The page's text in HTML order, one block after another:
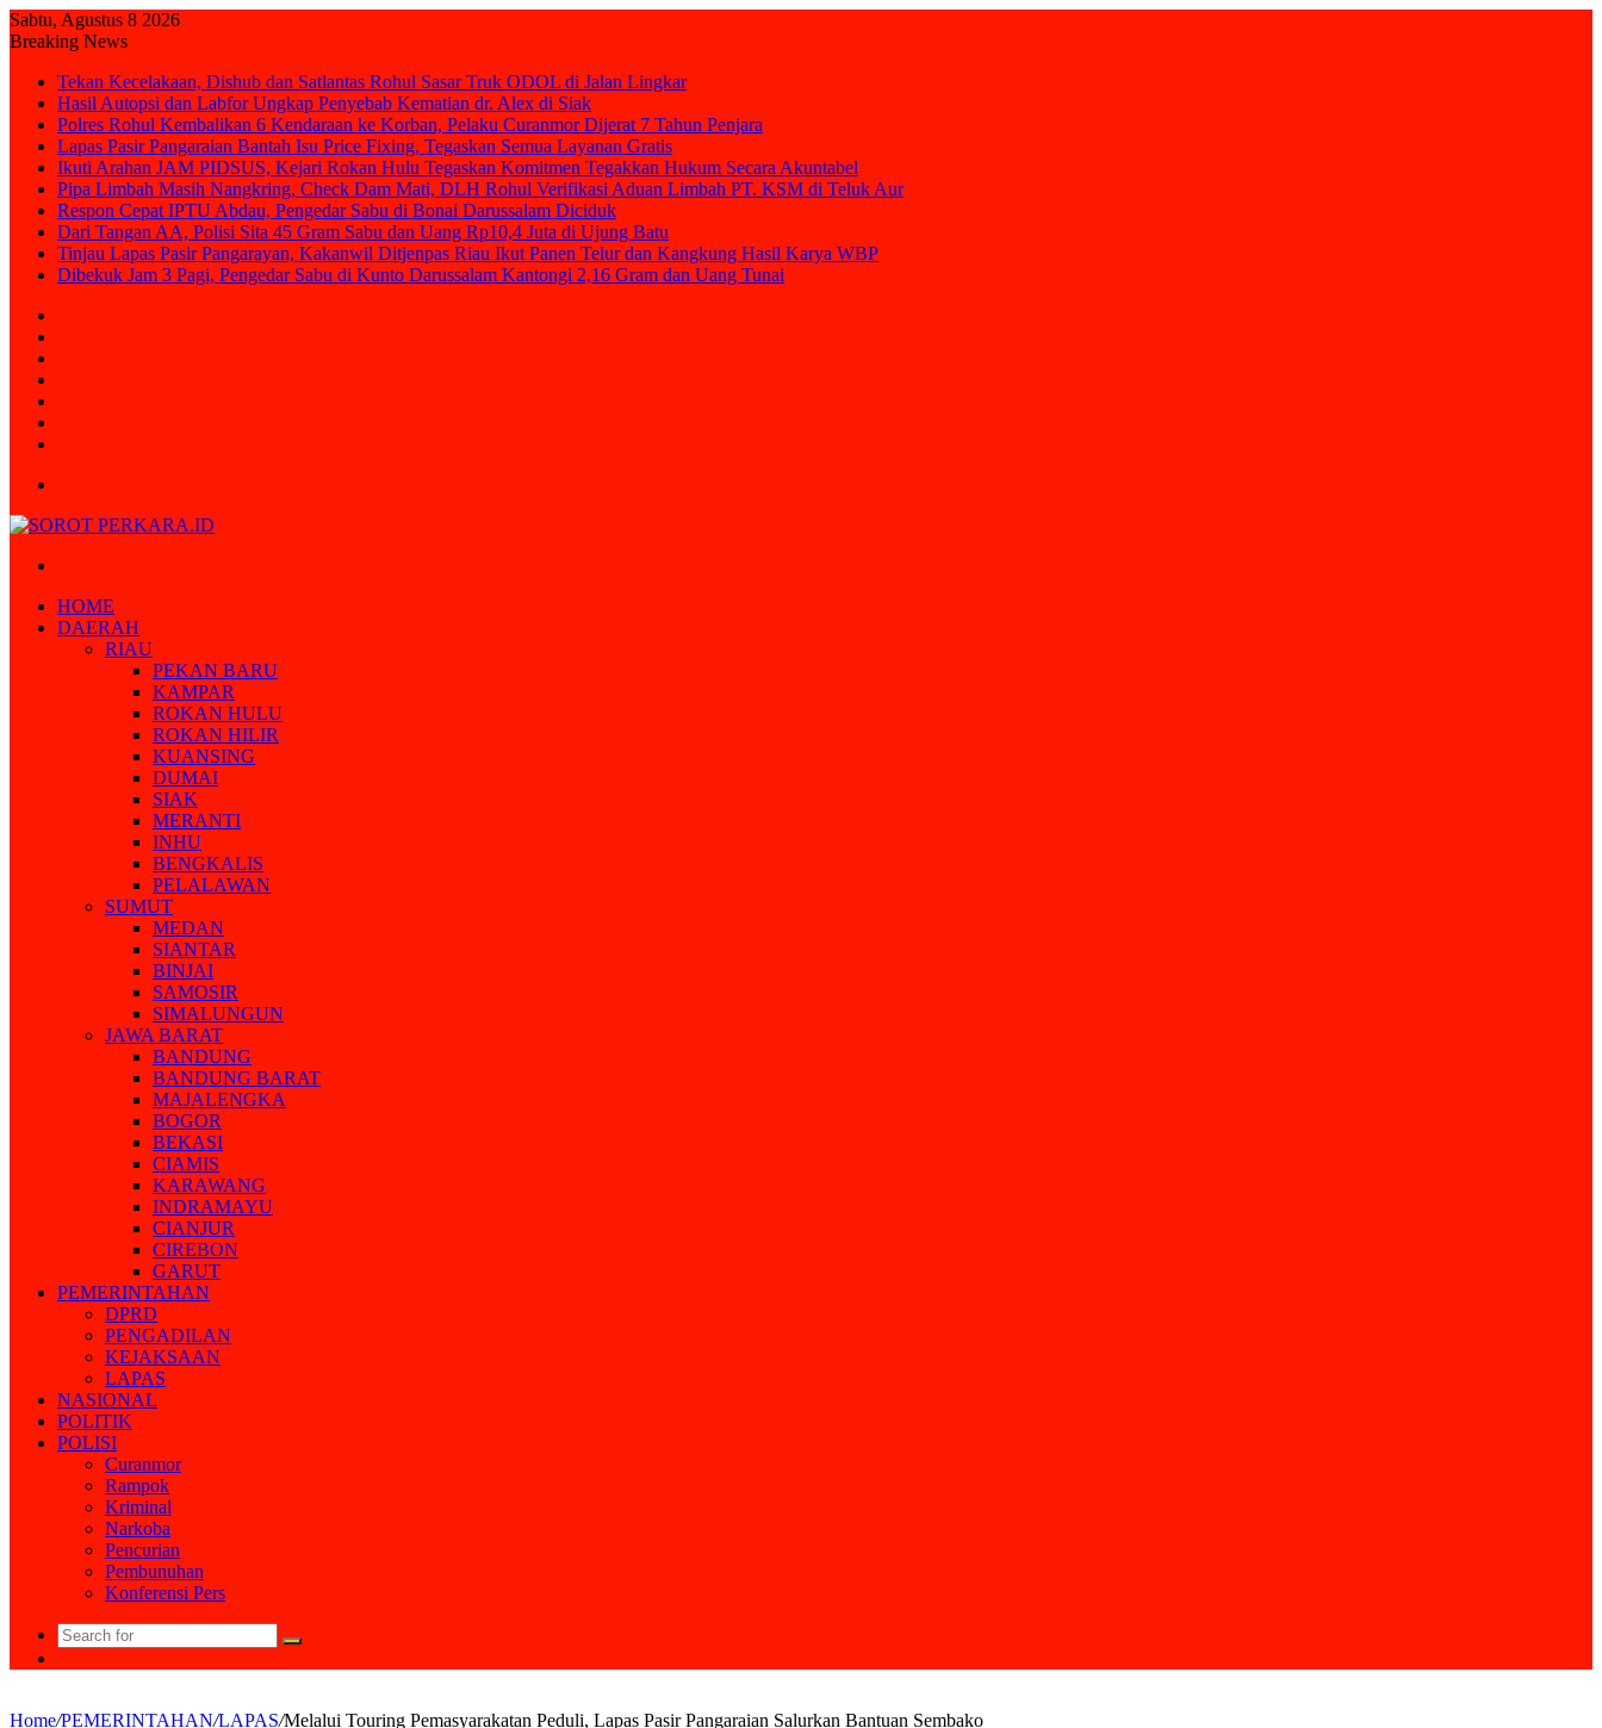
Sabtu, Agustus 8 2026
Breaking News
Tekan Kecelakaan, Dishub dan Satlantas Rohul Sasar Truk ODOL di Jalan Lingkar
Hasil Autopsi dan Labfor Ungkap Penyebab Kematian dr. Alex di Siak
Polres Rohul Kembalikan 6 Kendaraan ke Korban, Pelaku Curanmor Dijerat 7 Tahun Penjara
Lapas Pasir Pangaraian Bantah Isu Price Fixing, Tegaskan Semua Layanan Gratis
Ikuti Arahan JAM PIDSUS, Kejari Rokan Hulu Tegaskan Komitmen Tegakkan Hukum Secara Akuntabel
Pipa Limbah Masih Nangkring, Check Dam Mati, DLH Rohul Verifikasi Aduan Limbah PT. KSM di Teluk Aur
Respon Cepat IPTU Abdau, Pengedar Sabu di Bonai Darussalam Diciduk
Dari Tangan AA, Polisi Sita 45 Gram Sabu dan Uang Rp10,4 Juta di Ujung Batu
Tinjau Lapas Pasir Pangarayan, Kakanwil Ditjenpas Riau Ikut Panen Telur dan Kangkung Hasil Karya WBP
Dibekuk Jam 3 Pagi, Pengedar Sabu di Kunto Darussalam Kantongi 2,16 Gram dan Uang Tunai
HOME
DAERAH
RIAU
PEKAN BARU
KAMPAR
ROKAN HULU
ROKAN HILIR
KUANSING
DUMAI
SIAK
MERANTI
INHU
BENGKALIS
PELALAWAN
SUMUT
MEDAN
SIANTAR
BINJAI
SAMOSIR
SIMALUNGUN
JAWA BARAT
BANDUNG
BANDUNG BARAT
MAJALENGKA
BOGOR
BEKASI
CIAMIS
KARAWANG
INDRAMAYU
CIANJUR
CIREBON
GARUT
PEMERINTAHAN
DPRD
PENGADILAN
KEJAKSAAN
LAPAS
NASIONAL
POLITIK
POLISI
Curanmor
Rampok
Kriminal
Narkoba
Pencurian
Pembunuhan
Konferensi Pers
Search
for
Home/PEMERINTAHAN/LAPAS/Melalui Touring Pemasyarakatan Peduli, Lapas Pasir Pangaraian Salurkan Bantuan Sembako